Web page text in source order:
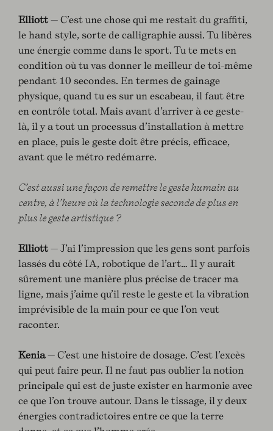
Elliott — C’est une chose qui me restait du graffiti,
le hand style, sorte de calligraphie aussi. Tu libères
une énergie comme dans le sport. Tu te mets en
condition où tu vas donner le meilleur de toi-même
pendant 10 secondes. En termes de gainage
physique, quand tu es sur un escabeau, il faut être
en contrôle total. Mais avant d’arriver à ce geste-
là, il y a tout un processus d’installation à mettre
en place, puis le geste doit être précis, efficace,
avant que le métro redémarre.
C’est aussi une façon de remettre le geste humain au
centre, à l’heure où la technologie seconde de plus en
plus le geste artistique ?
Elliott — J’ai l’impression que les gens sont parfois
lassés du côté IA, robotique de l’art… Il y aurait
sûrement une manière plus précise de tracer ma
ligne, mais j’aime qu’il reste le geste et la vibration
imprévisible de la main pour ce que l’on veut
raconter.
Kenia— C’est une histoire de dosage. C’est l’excès
qui peut faire peur. Il ne faut pas oublier la notion
principale qui est de juste exister en harmonie avec
ce que l’on trouve autour. Dans le tissage, il y deux
énergies contradictoires entre ce que la terre